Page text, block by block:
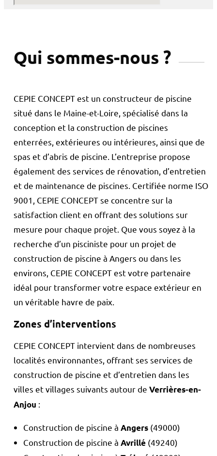
Qui sommes-nous ?
CEPIE CONCEPT est un constructeur de piscine
situé dans le Maine-et-Loire, spécialisé dans la
conception et la construction de piscines
enterrées, extérieures ou intérieures, ainsi que de
spas et d’abris de piscine. L’entreprise propose
également des services de rénovation, d’entretien
et de maintenance de piscines. Certifiée norme ISO
9001, CEPIE CONCEPT se concentre sur la
satisfaction client en offrant des solutions sur
mesure pour chaque projet. Que vous soyez à la
recherche d’un pisciniste pour un projet de
construction de piscine à Angers ou dans les
environs, CEPIE CONCEPT est votre partenaire
idéal pour transformer votre espace extérieur en
un véritable havre de paix.
Zones d’interventions
CEPIE CONCEPT intervient dans de nombreuses
localités environnantes, offrant ses services de
construction de piscine et d’entretien dans les
villes et villages suivants autour de Verrières-en-
Anjou :
Construction de piscine à Angers (49000)
Construction de piscine à Avrillé (49240)